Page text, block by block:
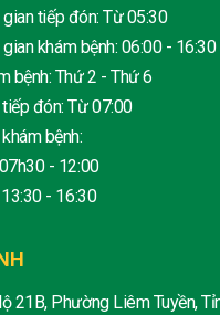
tiếp đón: Từ 05:30
khám bệnh: 06:00 - 16:30
bệnh: Thứ 2 - Thứ 6
đón: Từ 07:00
bệnh:
- 12:00
- 16:30
21B, Phường Liêm Tuyền,